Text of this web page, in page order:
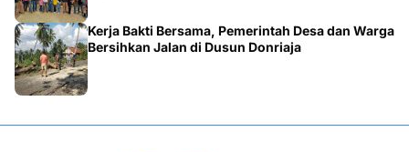
Kerja Bakti Bersama, Pemerintah Desa dan Warga
Bersihkan Jalan di Dusun Donriaja